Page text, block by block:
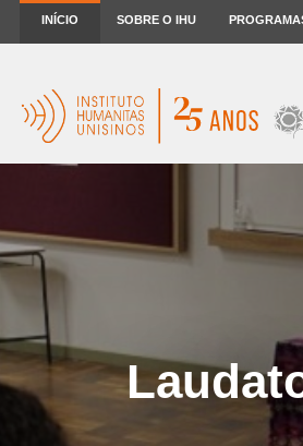
INÍCIO SOBRE O IHU